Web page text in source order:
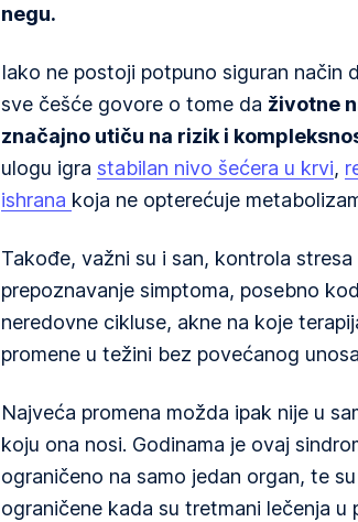
negu.
Iako ne postoji potpuno siguran način
sve češće govore o tome da životne
značajno utiču na rizik i
ulogu igra stabilan nivo šećera u krvi,
ishrana koja ne opterećuje
Takođe, važni su i san, kontrola
prepoznavanje simptoma, posebno
neredovne cikluse, akne na koje
promene u težini bez povećanog
Najveća promena možda ipak nije u
koju ona nosi. Godinama je ovaj
ograničeno na samo jedan organ, te
ograničene kada su tretmani lečenja u